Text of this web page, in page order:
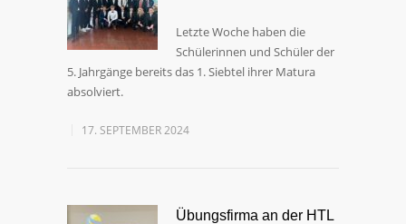
Letzte Woche haben die
Schülerinnen und Schüler der
5. Jahrgänge bereits das 1. Siebtel ihrer Matura
absolviert.
17. SEPTEMBER 2024
Übungsfirma an der HTL